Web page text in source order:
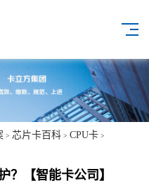
> 芯片卡百科 > CPU卡 >
？【智能卡公司】